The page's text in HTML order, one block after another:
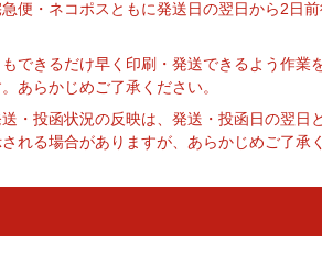
便・ネコポスともに発送日の翌日から2日
できるだけ早く印刷・発送できるよう作
あらかじめご了承ください。
・投函状況の反映は、発送・投函日の翌
れる場合がありますが、あらかじめご了承